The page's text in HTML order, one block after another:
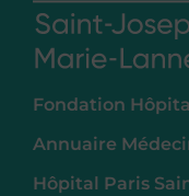
Fondation
Annuaire
Hôpital Paris